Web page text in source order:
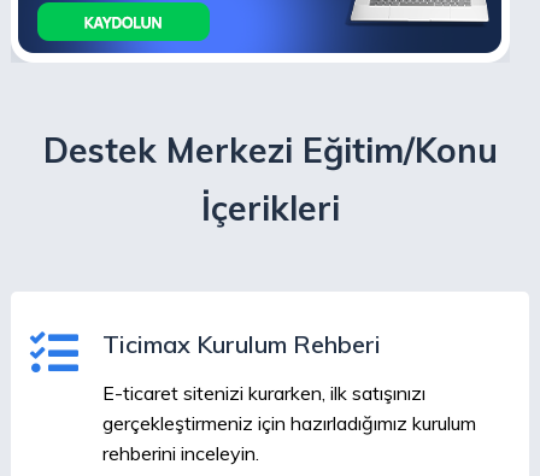
Destek Merkezi Eğitim/Konu
İçerikleri
Ticimax Kurulum Rehberi
E-ticaret sitenizi kurarken, ilk satışınızı
gerçekleştirmeniz için hazırladığımız kurulum
rehberini inceleyin.